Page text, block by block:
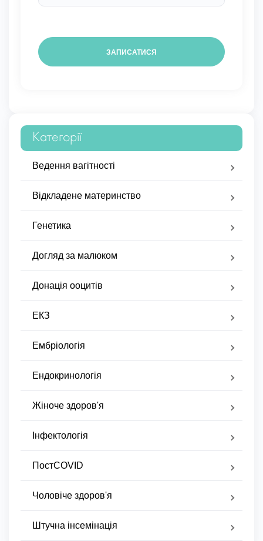
Категорії
Ведення вагітності
Відкладене материнство
Генетика
Догляд за малюком
Донація ооцитів
ЕКЗ
Ембріологія
Ендокринологія
Жіноче здоров'я
Інфектологія
ПостCOVID
Чоловіче здоров'я
Штучна інсемінація